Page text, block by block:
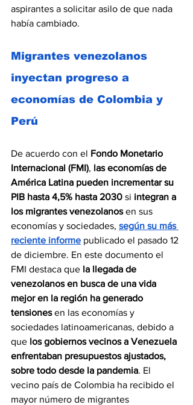
aspirantes a solicitar asilo de que nada
había cambiado.
Migrantes venezolanos
inyectan progreso a
economías de Colombia y
Perú
De acuerdo con el Fondo Monetario
Internacional (FMI), las economías de
América Latina pueden incrementar su
PIB hasta 4,5% hasta 2030 si integran a
los migrantes venezolanos en sus
economías y sociedades, según su más
reciente informe publicado el pasado 12
de diciembre. En este documento el
FMI destaca que la llegada de
venezolanos en busca de una vida
mejor en la región ha generado
tensiones en las economías y
sociedades latinoamericanas, debido a
que los gobiernos vecinos a Venezuela
enfrentaban presupuestos ajustados,
sobre todo desde la pandemia. El
vecino país de Colombia ha recibido el
mayor número de migrantes